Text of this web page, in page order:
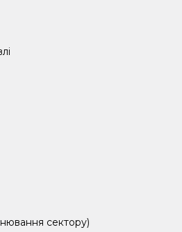
сектору)